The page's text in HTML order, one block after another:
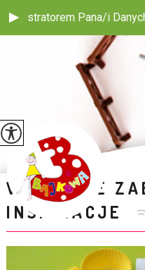
Pana/i Danych jest
WIOSENNE
INSPIRACJE